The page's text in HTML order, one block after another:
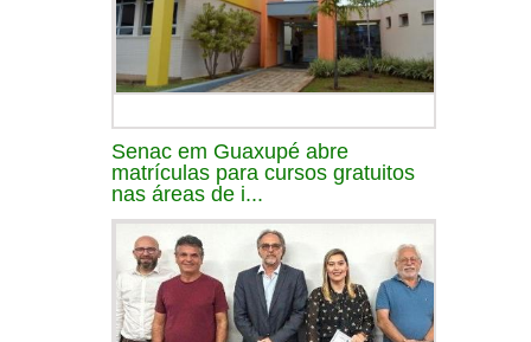
Senac em Guaxupé abre
matrículas para cursos gratuitos
nas áreas de i...